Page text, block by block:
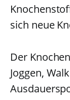
sich neue
Der
Joggen,